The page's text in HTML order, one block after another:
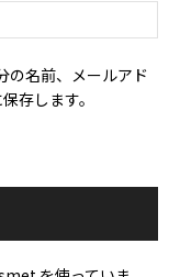
の名前、メールアド
存します。